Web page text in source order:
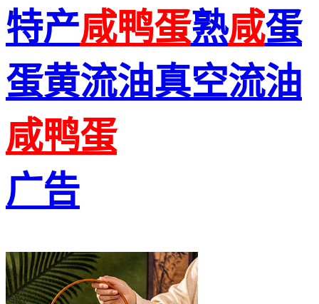
特产咸鸭蛋熟咸蛋
蛋黄流油真空流油
咸鸭蛋
广告